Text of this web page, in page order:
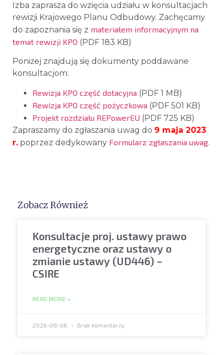
Izba zaprasza do wzięcia udziału w konsultacjach
rewizji Krajowego Planu Odbudowy. Zachęcamy
do zapoznania się z materiałem informacyjnym na
temat rewizji KPO (PDF 183 KB)
Poniżej znajdują się dokumenty poddawane
konsultacjom:
Rewizja KPO część dotacyjna (PDF 1 MB)
Rewizja KPO część pożyczkowa (PDF 501 KB)
Projekt rozdziału REPowerEU (PDF 725 KB)
Zapraszamy do zgłaszania uwag do 9 maja 2023
r. poprzez dedykowany Formularz zgłaszania uwag.
Zobacz Również
Konsultacje proj. ustawy prawo
energetyczne oraz ustawy o
zmianie ustawy (UD446) –
CSIRE
READ MORE »
2026-08-06 Brak komentarzy